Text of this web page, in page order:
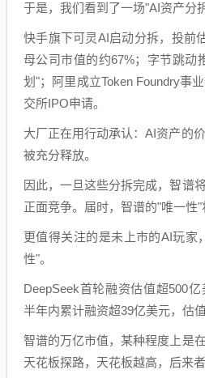
于是，我们看到了一场"AI资产分
快手旗下可灵AI启动分拆，投前
母公司市值的约67%；字节跳动
划"；阿里成立Token Foundry事
交所IPO申请。
大厂正在用行动承认：AI资产的
被充分释放。
因此，一旦这些分拆完成，智谱
正面竞争。届时，智谱的"唯一性"
更值得关注的是未上市的AI玩家
性"。
DeepSeek首轮融资估值超500亿
半年内累计融资超39亿美元，估
智谱的万亿市值，某种程度上是
天花板探路，天花板越高，后来